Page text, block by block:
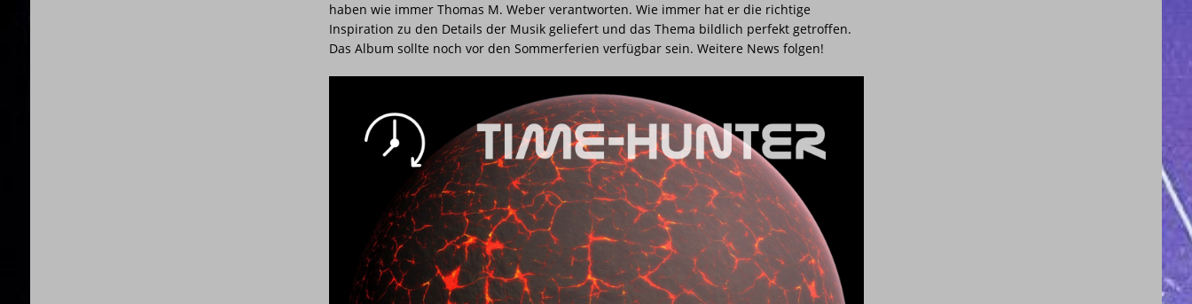
haben wie immer Thomas M. Weber verantworten. Wie immer hat er die richtige
Inspiration zu den Details der Musik geliefert und das Thema bildlich perfekt getroffen.
Das Album sollte noch vor den Sommerferien verfügbar sein. Weitere News folgen!